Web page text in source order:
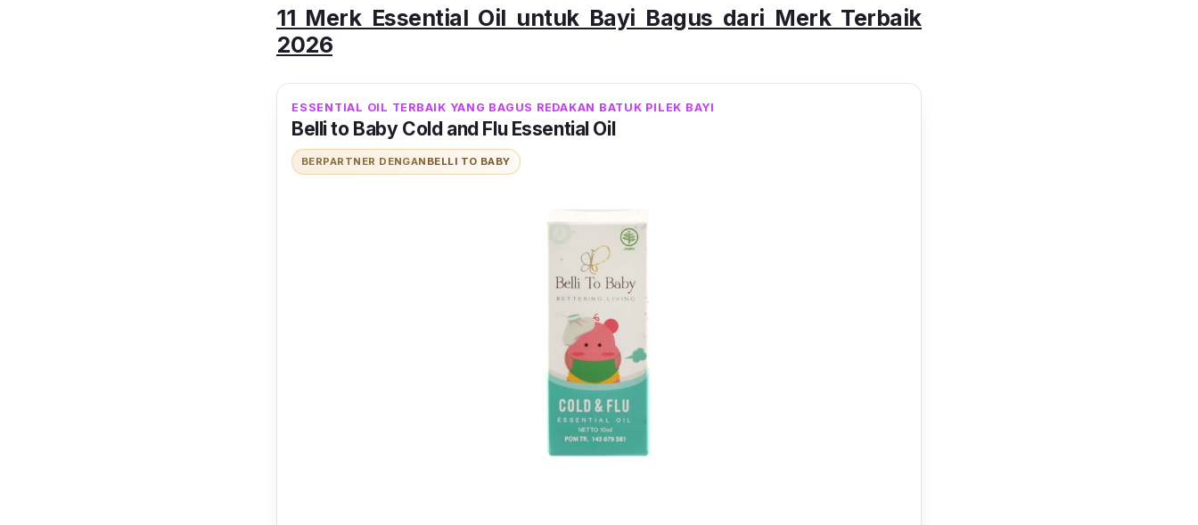
11 Merk Essential Oil untuk Bayi Bagus dari Merk Terbaik
2026
ESSENTIAL OIL TERBAIK YANG BAGUS REDAKAN BATUK PILEK BAYI
Belli to Baby Cold and Flu Essential Oil
BERPARTNER DENGAN BELLI TO BABY